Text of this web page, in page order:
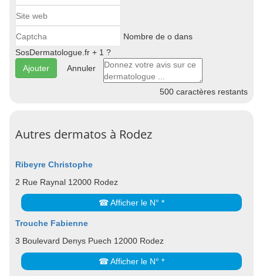
Nombre de o dans
SosDermatologue.fr + 1 ?
Annuler
500 caractères restants
Autres dermatos à Rodez
Ribeyre Christophe
2 Rue Raynal 12000 Rodez
☎ Afficher le N° *
Trouche Fabienne
3 Boulevard Denys Puech 12000 Rodez
☎ Afficher le N° *